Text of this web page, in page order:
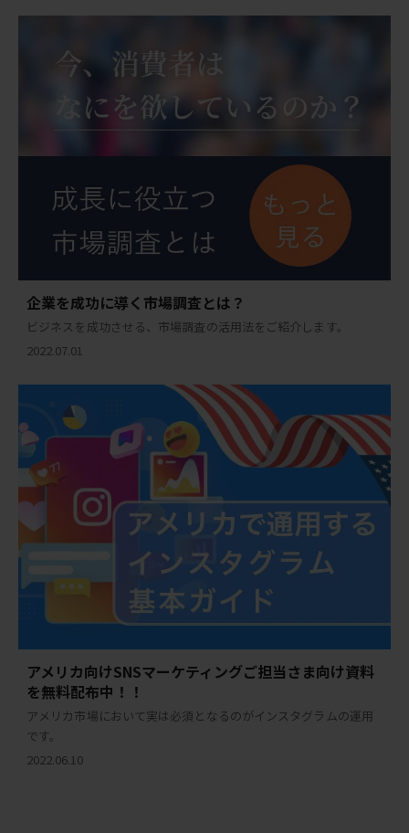
企業を成功に導く市場調査とは？
ビジネスを成功させる、市場調査の活用法をご紹介します。
2022.07.01
アメリカ向けSNSマーケティングご担当さま向け資料
を無料配布中！！
アメリカ市場において実は必須となるのがインスタグラムの運用
です。
2022.06.10